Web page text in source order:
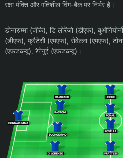
रक्षा पंक्ति और गतिशील विंग-बैक पर निर्भर है।
डोनारुम्मा (जीके), डि लोरेंजो (डीएफ),
(डीएफ), फ्रैटेसी (एमएफ), रोवेल्ला (एमएफ),
(एफडब्ल्यू), रेटेगुई (एफडब्ल्यू)।